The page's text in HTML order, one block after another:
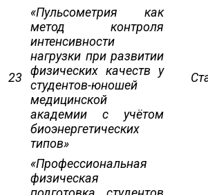
23
«Пульсометрия как
метод контроля
интенсивности
нагрузки при развитии
физических качеств у
студентов-юношей
медицинской
академии с учётом
биоэнергетических
типов»
«Профессиональная
физическая